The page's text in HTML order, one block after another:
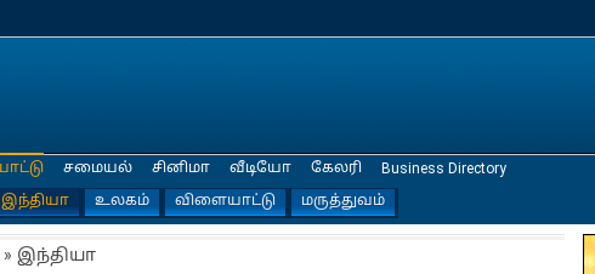
இந்தியா உலகம் விளையாட்டு மருத்துவம்
சமையல் சினிமா வீடியோ கேலரி Business Directory
இந்தியா